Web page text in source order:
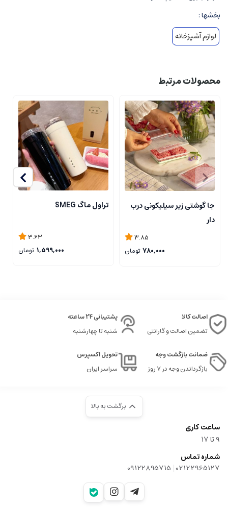
بخشها :
لوازم آشپزخانه
محصولات مرتبط
جا گوشتی زیر سیلیکونی درب
دار
3.85
780,000 تومان
تراول ماگ SMEG
3.63
1,599,000 تومان
اصالت کالا
تضمین اصالت و گارانتی
پشتیبانی 24 ساعته
شنبه تا چهارشنبه
ضمانت بازگشت وجه
بازگرداندن وجه در ۷ روز
تحویل اکسپرس
سراسر ایران
برگشت به بالا
ساعت کاری
9‌ تا ۱۷
شماره تماس
02122965127
|
09122895715